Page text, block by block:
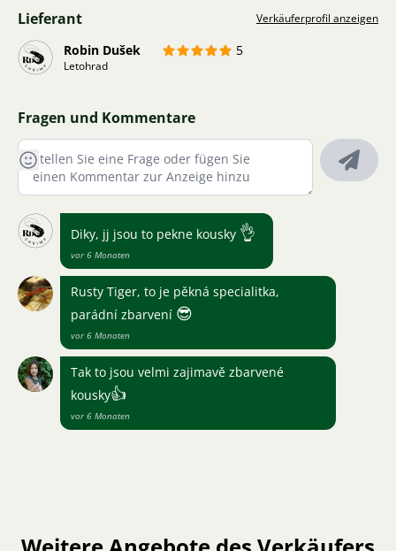
Lieferant Verkäuferprofil anzeigen
Robin Dušek 5
Letohrad
Fragen und Kommentare
Diky, jj jsou to pekne kousky 👌
vor 6 Monaten
Rusty Tiger, to je pěkná specialitka,
parádní zbarvení 😎
vor 6 Monaten
Tak to jsou velmi zajimavě zbarvené
kousky👍
vor 6 Monaten